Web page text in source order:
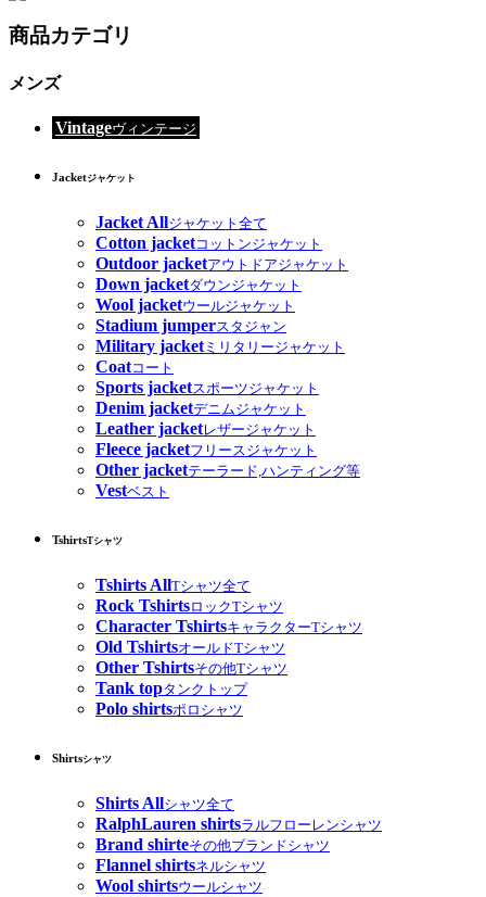
商品カテゴリ
メンズ
Vintageヴィンテージ
Jacketジャケット
Jacket Allジャケット全て
Cotton jacketコットンジャケット
Outdoor jacketアウトドアジャケット
Down jacketダウンジャケット
Wool jacketウールジャケット
Stadium jumperスタジャン
Military jacketミリタリージャケット
Coatコート
Sports jacketスポーツジャケット
Denim jacketデニムジャケット
Leather jacketレザージャケット
Fleece jacketフリースジャケット
Other jacketテーラード,ハンティング等
Vestベスト
TshirtsTシャツ
Tshirts AllTシャツ全て
Rock TshirtsロックTシャツ
Character TshirtsキャラクターTシャツ
Old TshirtsオールドTシャツ
Other Tshirtsその他Tシャツ
Tank topタンクトップ
Polo shirtsポロシャツ
Shirtsシャツ
Shirts Allシャツ全て
RalphLauren shirtsラルフローレンシャツ
Brand shirteその他ブランドシャツ
Flannel shirtsネルシャツ
Wool shirtsウールシャツ